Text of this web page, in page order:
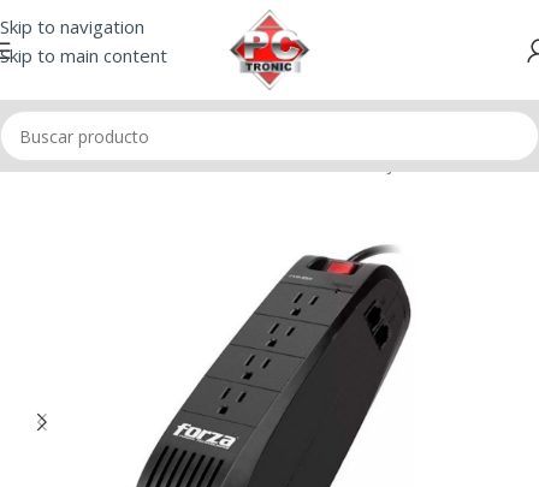
Skip to navigation
Skip to main content
Inicio/Tomacorrientes/Estabilizador de voltaje